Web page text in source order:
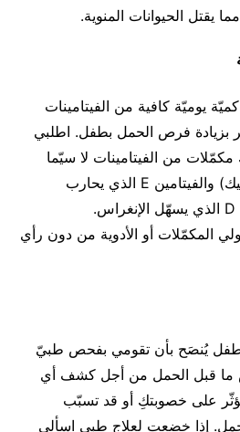
الحيوانات المنوية.
يوميّة كافية من الفيتامينات
بزيادة فرص الحمل بطفل. اطلبي
من الفيتامينات لا سيّما
الفيتامين B9 (حمض الفوليك) والفيتامين E الذي يحارب
المكمّلات أو الأدوية من دون رأي
يُنصَح بأن تقومي بفحص طبيّ
قبل الحمل من أجل كشف أي
على خصوبتكِ أو قد تسبّب
إذا خضعتِ لعلاج طبي اسألي